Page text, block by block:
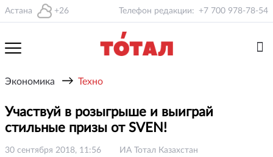
Астана +26 Телефон редакции: +7 700 978-78-54
Экономика → Техно
Участвуй в розыгрыше и выиграй
стильные призы от SVEN!
30 сентября 2018, 11:56 ИА Тотал Казахстан